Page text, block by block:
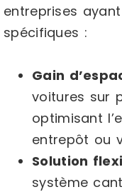
entreprises
spécifiques :
Gain
voitures sur
optimisant
entrepôt ou
Solution
système